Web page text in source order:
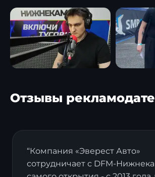
Отзывы
“Компания «Эверест Авто»
сотрудничает с DFM-